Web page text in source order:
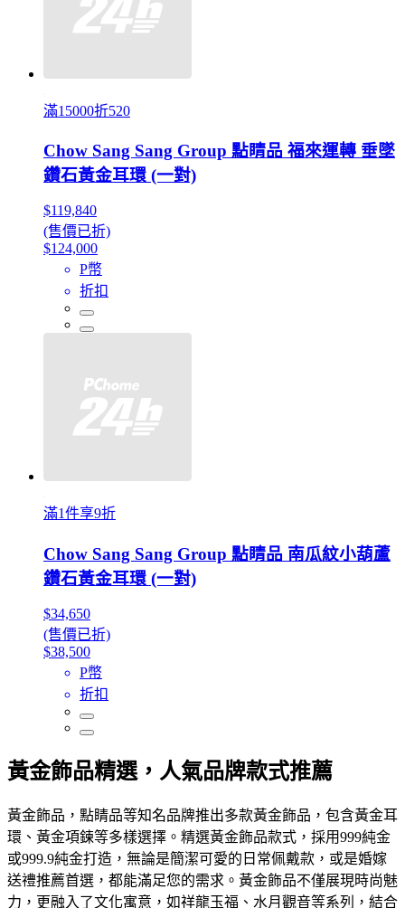
滿15000折520
Chow Sang Sang Group 點睛品 福來運轉 垂墜
鑽石黃金耳環 (一對)
$119,840
(售價已折)
$124,000
P幣
折扣
滿1件享9折
Chow Sang Sang Group 點睛品 南瓜紋小葫蘆
鑽石黃金耳環 (一對)
$34,650
(售價已折)
$38,500
P幣
折扣
黃金飾品精選，人氣品牌款式推薦
黃金飾品，點睛品等知名品牌推出多款黃金飾品，包含黃金耳
環、黃金項鍊等多樣選擇。精選黃金飾品款式，採用999純金
或999.9純金打造，無論是簡潔可愛的日常佩戴款，或是婚嫁
送禮推薦首選，都能滿足您的需求。黃金飾品不僅展現時尚魅
力，更融入了文化寓意，如祥龍玉福、水月觀音等系列，結合